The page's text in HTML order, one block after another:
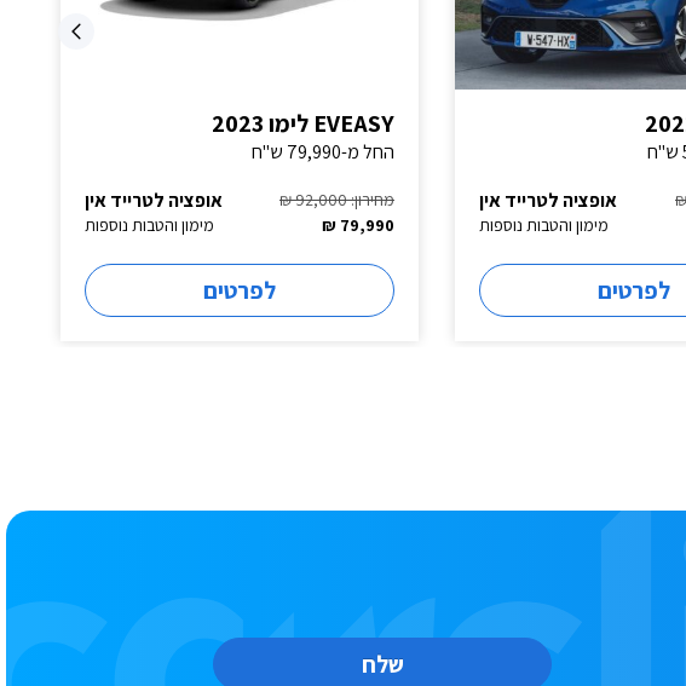
אופציה לטרייד אין
מימון והטבות נוספות
לפרטים
EVEASY לימו 2023
החל מ-79,990 ש"ח
אופציה לטרייד אין
מחירון: 92,000 ₪
מימון והטבות נוספות
79,990 ₪
לפרטים
שלח